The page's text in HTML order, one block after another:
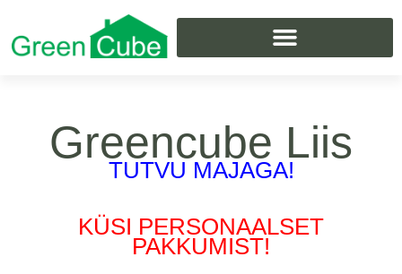
content
Greencube Liis
TUTVU MAJAGA!
KÜSI PERSONAALSET
PAKKUMIST!